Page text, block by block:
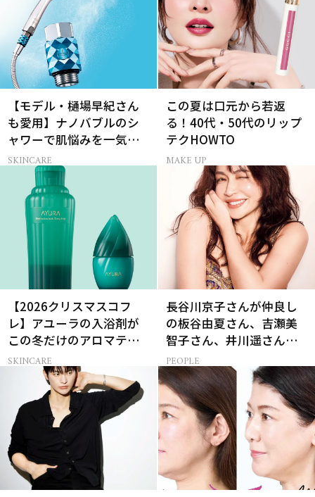
【モデル・樋場早紀さん
も愛用】ナノバブルのシ
ャワーで肌悩みを一気に
解決
SKINCARE
この夏は口元から若返
る！40代・50代のリップ
テクHOWTO
MAKE UP
【2026クリスマスコフ
レ】アユーラの入浴剤が
この冬だけのアロマティ
ックハーブの香りに
SKINCARE
長谷川京子さんが仲良し
の板谷由夏さん、吉瀬美
智子さん、井川遥さんと
集まる理由は…
PEOPLE